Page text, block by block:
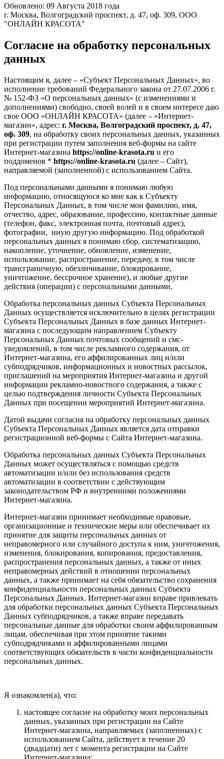
Обновлено: 09 Августа 2018 года
г. Москва, Волгоградский проспект, д. 47, оф. 309, ООО
"ОНЛАЙН КРАСОТА"
Согласие на обработку персональных
данных
Настоящим я, далее – «Субъект Персональных Данных», во
исполнение требований Федерального закона от 27.07.2006 г.
№ 152-ФЗ «О персональных данных» (с изменениями и
дополнениями) свободно, своей волей и в своем интересе даю
свое ООО «ОНЛАЙН КРАСОТА» (далее – «Интернет-
магазин», адрес: г. Москва, Волгоградский проспект, д. 47,
оф. 309, на обработку своих персональных данных, указанных
при регистрации путем заполнения веб-формы на сайте
Интернет-магазина https://online-krasota.ru и его
поддоменов * https://online-krasota.ru (далее – Сайт),
направляемой (заполненной) с использованием Сайта.
Под персональными данными я понимаю любую
информацию, относящуюся ко мне как к Субъекту
Персональных Данных, в том числе мои фамилию, имя,
отчество, адрес, образование, профессию, контактные данные
(телефон, факс, электронная почта, почтовый адрес),
фотографии, иную другую информацию. Под обработкой
персональных данных я понимаю сбор, систематизацию,
накопление, уточнение, обновление, изменение,
использование, распространение, передачу, в том числе
трансграничную, обезличивание, блокирование,
уничтожение, бессрочное хранение), и любые другие
действия (операции) с персональными данными.
Обработка персональных данных Субъекта Персональных
Данных осуществляется исключительно в целях регистрации
Субъекта Персональных Данных в базе данных Интернет-
магазина с последующим направлением Субъекту
Персональных Данных почтовых сообщений и смс-
уведомлений, в том числе рекламного содержания, от
Интернет-магазина, его аффилированных лиц и/или
субподрядчиков, информационных и новостных рассылок,
приглашений на мероприятия Интернет-магазина и другой
информации рекламно-новостного содержания, а также с
целью подтверждения личности Субъекта Персональных
Данных при посещении мероприятий Интернет-магазина.
Датой выдачи согласия на обработку персональных данных
Субъекта Персональных Данных является дата отправки
регистрационной веб-формы с Сайта Интернет-магазина.
Обработка персональных данных Субъекта Персональных
Данных может осуществляться с помощью средств
автоматизации и/или без использования средств
автоматизации в соответствии с действующим
законодательством РФ и внутренними положениями
Интернет-магазина.
Интернет-магазин принимает необходимые правовые,
организационные и технические меры или обеспечивает их
принятие для защиты персональных данных от
неправомерного или случайного доступа к ним, уничтожения,
изменения, блокирования, копирования, предоставления,
распространения персональных данных, а также от иных
неправомерных действий в отношении персональных
данных, а также принимает на себя обязательство сохранения
конфиденциальности персональных данных Субъекта
Персональных Данных. Интернет-магазин вправе привлекать
для обработки персональных данных Субъекта Персональных
Данных субподрядчиков, а также вправе передавать
персональные данные для обработки своим аффилированным
лицам, обеспечивая при этом принятие такими
субподрядчиками и аффилированными лицами
соответствующих обязательств в части конфиденциальности
персональных данных.
Я ознакомлен(а), что:
настоящее согласие на обработку моих персональных
данных, указанных при регистрации на Сайте
Интернет-магазина, направляемых (заполненных) с
использованием Cайта, действует в течение 20
(двадцати) лет с момента регистрации на Cайте